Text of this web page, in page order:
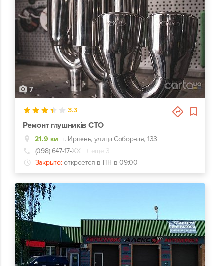
7
3.3
Ремонт глушників СТО
21.9 км г. Ирпень, улица Соборная, 133
(098) 647-17-ХХ
+ еще 3
Закрыто: откроется в ПН в 09:00